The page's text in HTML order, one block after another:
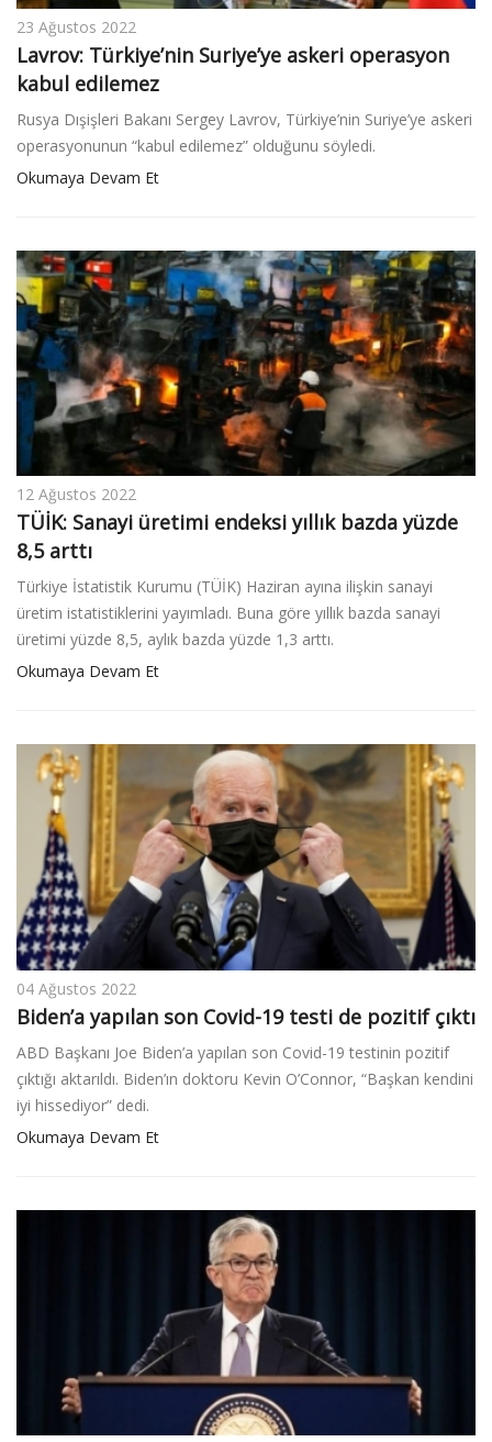
23 Ağustos 2022
Lavrov: Türkiye’nin Suriye’ye askeri operasyon
kabul edilemez
Rusya Dışişleri Bakanı Sergey Lavrov, Türkiye’nin Suriye’ye askeri
operasyonunun “kabul edilemez” olduğunu söyledi.
Okumaya Devam Et
12 Ağustos 2022
TÜİK: Sanayi üretimi endeksi yıllık bazda yüzde
8,5 arttı
Türkiye İstatistik Kurumu (TÜİK) Haziran ayına ilişkin sanayi
üretim istatistiklerini yayımladı. Buna göre yıllık bazda sanayi
üretimi yüzde 8,5, aylık bazda yüzde 1,3 arttı.
Okumaya Devam Et
04 Ağustos 2022
Biden’a yapılan son Covid-19 testi de pozitif çıktı
ABD Başkanı Joe Biden’a yapılan son Covid-19 testinin pozitif
çıktığı aktarıldı. Biden’ın doktoru Kevin O’Connor, “Başkan kendini
iyi hissediyor” dedi.
Okumaya Devam Et